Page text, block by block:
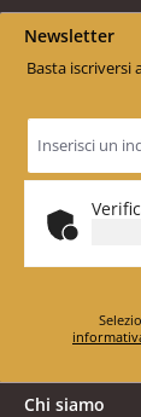
Newsletter
Basta
Indirizzo
e-
*
Chi siamo